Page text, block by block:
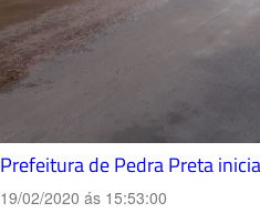
Prefeitura de Pedra Preta
19/02/2020 ás 15:53:00